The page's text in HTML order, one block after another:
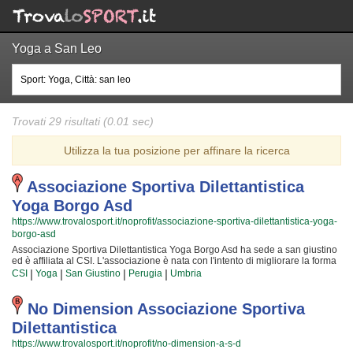
Yoga a San Leo
Trovati 29 risultati (0.01 sec)
Utilizza la tua posizione per affinare la ricerca
Associazione Sportiva Dilettantistica
Yoga Borgo Asd
https://www.trovalosport.it/noprofit/associazione-sportiva-dilettantistica-yoga-
borgo-asd
Associazione Sportiva Dilettantistica Yoga Borgo Asd ha sede a san giustino
ed è affiliata al CSI. L'associazione è nata con l'intento di migliorare la forma
fisica e il benessere delle persone organizzando attività sul territorio (anche
per bambini e ragazzi). Le loro attività sono utili a sviluppare le capacità
motorie e fisiche ed a aiutano a il proprio aspetto fisico per raggiungere una
maggior sicurezza individuale operando anche sulla propria autostima. I loro
istruttori sono i migliori della provincia e si formano costantemente
partecipando agli aggiornamenti {text_aff3} per assicurare la massima
sicurezza e professionalità ai loro iscritti. Il risultato e il divertimento che si
producono facendo yoga rendono questa attività davvero speciale, per cui,
CSI | Yoga | San Giustino | Perugia | Umbria
No Dimension Associazione Sportiva
Dilettantistica
https://www.trovalosport.it/noprofit/no-dimension-a-s-d